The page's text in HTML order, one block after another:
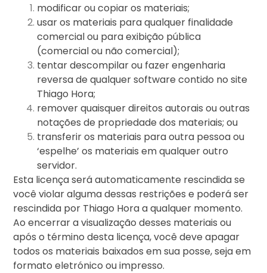
modificar ou copiar os materiais;
usar os materiais para qualquer finalidade
comercial ou para exibição pública
(comercial ou não comercial);
tentar descompilar ou fazer engenharia
reversa de qualquer software contido no site
Thiago Hora;
remover quaisquer direitos autorais ou outras
notações de propriedade dos materiais; ou
transferir os materiais para outra pessoa ou
‘espelhe’ os materiais em qualquer outro
servidor.
Esta licença será automaticamente rescindida se
você violar alguma dessas restrições e poderá ser
rescindida por Thiago Hora a qualquer momento.
Ao encerrar a visualização desses materiais ou
após o término desta licença, você deve apagar
todos os materiais baixados em sua posse, seja em
formato eletrónico ou impresso.